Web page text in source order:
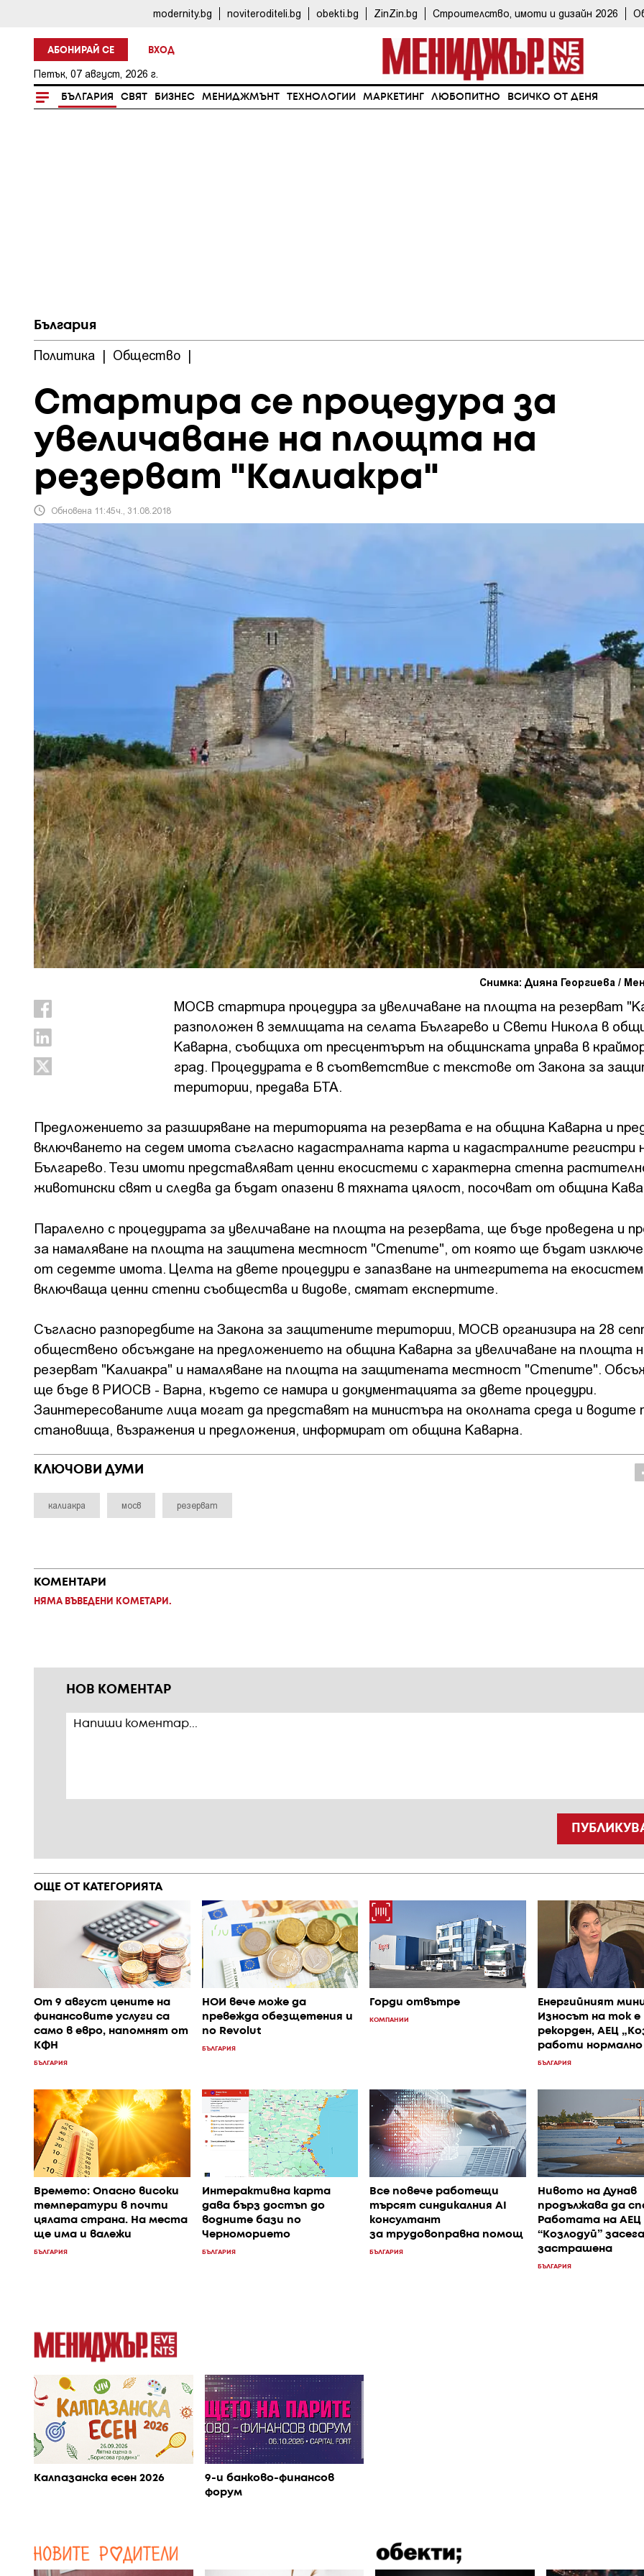
modernity.bg noviteroditeli.bg obekti.bg ZinZin.bg Строителство, имоти и дизайн 2026
АБОНИРАЙ СЕ ВХОД
Петък, 07 август, 2026 г.
БЪЛГАРИЯ СВЯТ БИЗНЕС МЕНИДЖМЪНТ ТЕХНОЛОГИИ МАРКЕТИНГ ЛЮБОПИТНО ВСИЧКО ОТ ДЕНЯ
България
Политика | Общество |
Стартира се процедура за
увеличаване на площта на
резерват "Калиакра"
Обновена 11:45ч., 31.08.2018
Снимка: Дияна Георгиева /
МОСВ стартира процедура за увеличаване на площта на резерват
разположен в землищата на селата Българево и Свети Никола в
Каварна, съобщиха от пресцентърът на общинската управа в
град. Процедурата е в съответствие с текстове от Закона за
територии, предава БТА.
Предложението за разширяване на територията на резервата е на община Каварна и
включването на седем имота съгласно кадастралната карта и кадастралните регистри
Българево. Тези имоти представляват ценни екосистеми с характерна степна
животински свят и следва да бъдат опазени в тяхната цялост, посочват от община
Паралелно с процедурата за увеличаване на площта на резервата, ще бъде проведена и
за намаляване на площта на защитена местност "Степите", от която ще бъдат
от седемте имота. Целта на двете процедури е запазване на интегритета на
включваща ценни степни съобщества и видове, смятат експертите.
Съгласно разпоредбите на Закона за защитените територии, МОСВ организира на 28
обществено обсъждане на предложението на община Каварна за увеличаване на площта
резерват "Калиакра" и намаляване на площта на защитената местност "Степите".
ще бъде в РИОСВ - Варна, където се намира и документацията за двете процедури.
Заинтересованите лица могат да представят на министъра на околната среда и водите
становища, възражения и предложения, информират от община Каварна.
КЛЮЧОВИ ДУМИ
калиакра мосв резерват
КОМЕНТАРИ
НЯМА ВЪВЕДЕНИ КОМЕТАРИ.
НОВ КОМЕНТАР
ОЩЕ ОТ КАТЕГОРИЯТА
От 9 август цените на
финансовите услуги са
само в евро, напомнят от
КФН
БЪЛГАРИЯ
НОИ вече може да
превежда обезщетения и
по Revolut
БЪЛГАРИЯ
Горди отвътре
КОМПАНИИ
Енергийният
Износът на ток е
рекорден, АЕЦ
работи нормално
БЪЛГАРИЯ
Времето: Опасно високи
температури в почти
цялата страна. На места
ще има и валежи
БЪЛГАРИЯ
Интерактивна карта
дава бърз достъп до
водните бази по
Черноморието
БЪЛГАРИЯ
Все повече работещи
търсят синдикалния AI
консултант
за трудовоправна помощ
БЪЛГАРИЯ
Нивото на Дунав
продължава да
Работата на АЕЦ
“Козлодуй”
застрашена
БЪЛГАРИЯ
Калпазанска есен 2026
9-и банково-финансов
форум